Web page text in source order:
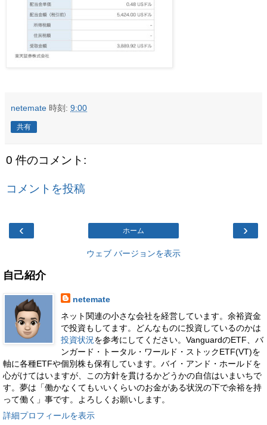
netemate 時刻: 9:00
共有
0 件のコメント:
コメントを投稿
‹ ›
ホーム
ウェブ バージョンを表示
自己紹介
netemate
ネット関連の小さな会社を経営しています。余裕資金
で投資もしてます。どんなものに投資しているのかは
投資状況を参考にしてください。VanguardのETF、バ
ンガード・トータル・ワールド・ストックETF(VT)を
軸に各種ETFや個別株も保有しています。バイ・アンド・ホールドを
心がけてはいますが、この方針を貫けるかどうかの自信はいまいちで
す。夢は「働かなくてもいいくらいのお金がある状況の下で余裕を持
って働く」事です。よろしくお願いします。
詳細プロフィールを表示